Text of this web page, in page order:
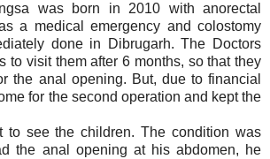
was born in 2010 with anorectal
a medical emergency and colostomy
done in Dibrugarh. The Doctors
to visit them after 6 months, so that they
the anal opening. But, due to financial
for the second operation and kept the
to see the children. The condition was
the anal opening at his abdomen, he